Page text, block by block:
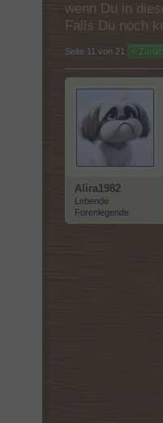
wenn Du in
Falls Du noch
Seite 11 von 21 <
Alira1982
Lebende
Forenlegende